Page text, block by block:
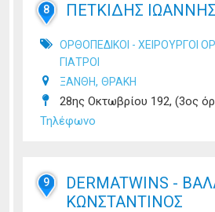
8 ΠΕΤΚΙΔΗΣ ΙΩΑΝΝΗΣ
ΟΡΘΟΠΕΔΙΚΟΙ - ΧΕΙΡΟΥΡΓΟΙ
ΓΙΑΤΡΟΙ
ΞΑΝΘΗ, ΘΡΑΚΗ
28ης Οκτωβρίου 192, (3ος
Τηλέφωνο
9
DERMATWINS -
ΚΩΝΣΤΑΝΤΙΝΟΣ